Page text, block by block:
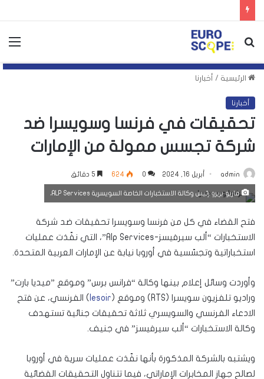
بحث
الرئيسية / أخبارنا
أخبارنا
تحقيقات في فرنسا وسويسرا ضد
شركة تجسس ممولة من الإمارات
admin أبريل 16, 2024 0
624
ماريو بريرو رئيس وكالة الاستخبارات الخاصة السويسرية ALP Services،
فتح القضاء في كل من فرنسا وسويسرا تحقيقات ضد شركة
الاستخبارات “ألب سيرفيسز-Alp Services”، التي نفّذت عمليات
استخباراتية وتجسّسية في أوروبا نيابة عن الإمارات العربية المتحدة.
وأوردت وسائل إعلام بينها وكالة “فرانس برس” وموقع ”ميديا بارت”
وراديو تلفزيون سويسرا (RTS) وموقع (
lesoir ) الفرنسي، عن فتح
الادعاء الفرنسي والسويسري ثلاثة تحقيقات جنائية تستهدف
وكالة الاستخبارات “ألب سيرفيسز” في جنيف.
ويشتبه بالشركة المذكورة بأنها نفّذت عمليات سرية في أوروبا
لصالح جهاز المخابرات الإماراتي، فيما تتناول التحقيقات القضائية